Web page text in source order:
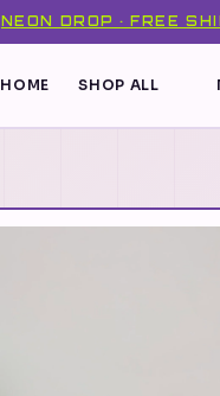
NEON DROP · FREE
HOME SHOP ALL